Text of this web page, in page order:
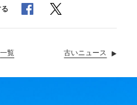
でシェア
ニュース
一覧 古いニュース